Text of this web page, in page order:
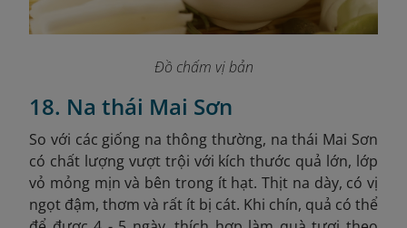
Đồ chấm vị bản
18. Na thái Mai Sơn
So với các giống na thông thường, na thái Mai Sơn
có chất lượng vượt trội với kích thước quả lớn, lớp
vỏ mỏng mịn và bên trong ít hạt. Thịt na dày, có vị
ngọt đậm, thơm và rất ít bị cát. Khi chín, quả có thể